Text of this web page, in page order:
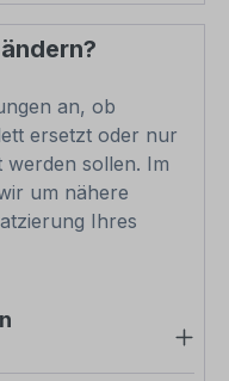
an, ob
ersetzt oder nur
sollen. Im
um nähere
Ihres